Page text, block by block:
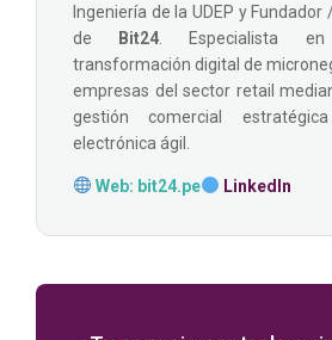
Ingeniería de la UDEP y Fundador
de
Bit24 . Especialista
transformación digital de
empresas del sector retail
gestión comercial
electrónica ágil.
Web: bit24.pe LinkedIn